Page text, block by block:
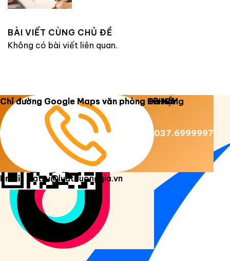
BÀI VIẾT CÙNG CHỦ ĐỀ
Không có bài viết liên quan.
Copyright 2026 © Luật Dương Gia